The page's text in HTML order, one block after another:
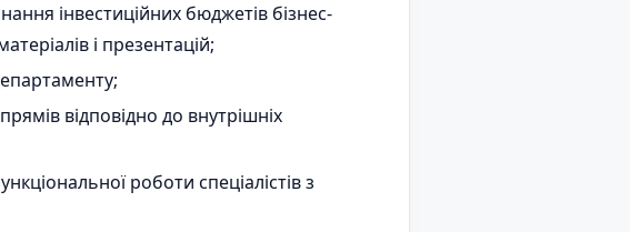
інвестиційних бюджетів бізнес-
і презентацій;
відповідно до внутрішніх
роботи спеціалістів з